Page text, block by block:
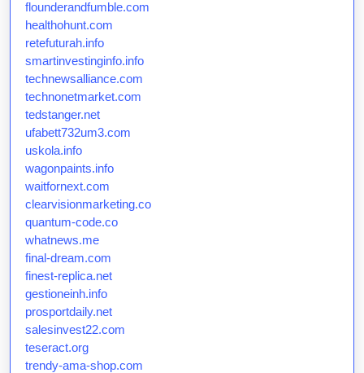
flounderandfumble.com
healthohunt.com
retefuturah.info
smartinvestinginfo.info
technewsalliance.com
technonetmarket.com
tedstanger.net
ufabett732um3.com
uskola.info
wagonpaints.info
waitfornext.com
clearvisionmarketing.co
quantum-code.co
whatnews.me
final-dream.com
finest-replica.net
gestioneinh.info
prosportdaily.net
salesinvest22.com
teseract.org
trendy-ama-shop.com